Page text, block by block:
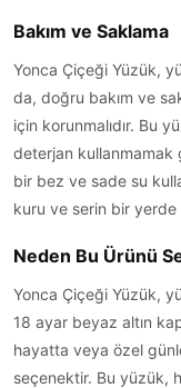
Bakım ve Saklama
Yonca Çiçeği Yüzük,
da, doğru bakım ve
için korunmalıdır. Bu
deterjan kullanmamak
bir bez ve sade su
kuru ve serin bir yerde
Neden Bu Ürünü
Yonca Çiçeği Yüzük,
18 ayar beyaz altın
hayatta veya özel
seçenektir. Bu yüzük,